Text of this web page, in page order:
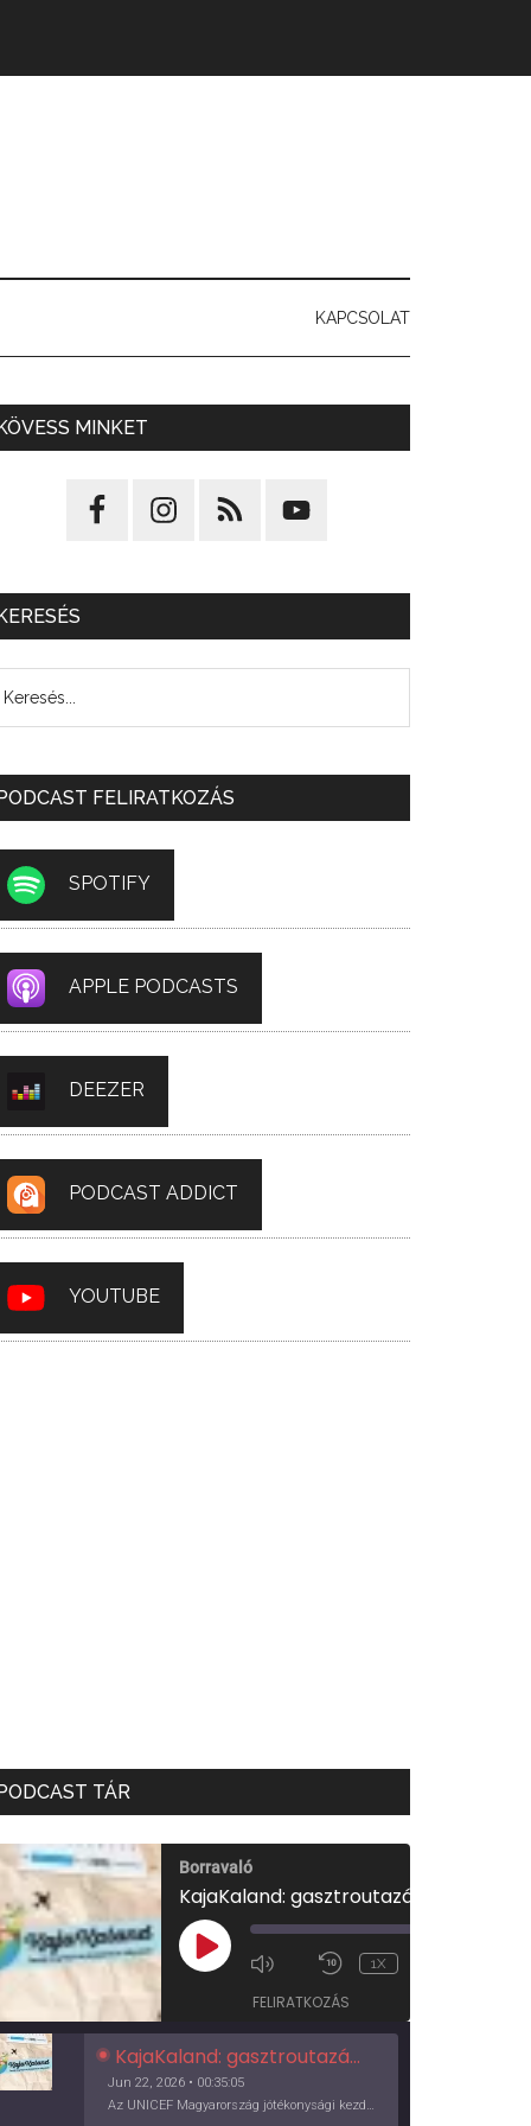
KAPCSOLAT
MINKET
FELIRATKOZÁS
SPOTIFY
APPLE PODCASTS
DEEZER
PODCAST ADDICT
YOUTUBE
TÁR
Borravaló
PLAY
EPISODE
1X
FELIRATKOZÁS
KajaKaland: gasztroutazás a föld körül
Jun 22, 2026 • 00:35:05
Az UNICEF Magyarország jótékonysági kezdeményezése izgalmas, egész éves világkörüli ízutazásra hív, igazi családi program és gasztroedukáció, illetve segítség a rászorulóknak is egyben.